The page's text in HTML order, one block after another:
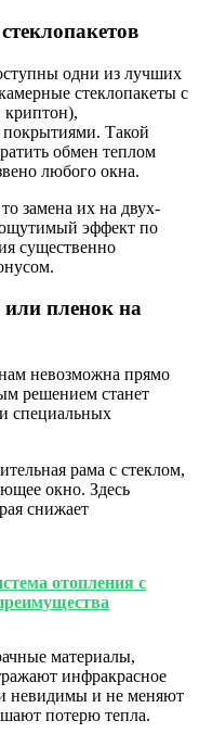
одни из лучших
стеклопакеты с
криптон),
Такой
обмен теплом
любого окна.
замена их на двух-
эффект по
существенно
или пленок на
невозможна прямо
решением станет
специальных
рама с стеклом,
окно. Здесь
снижает
отопления с
материалы,
инфракрасное
невидимы и не меняют
потерю тепла.